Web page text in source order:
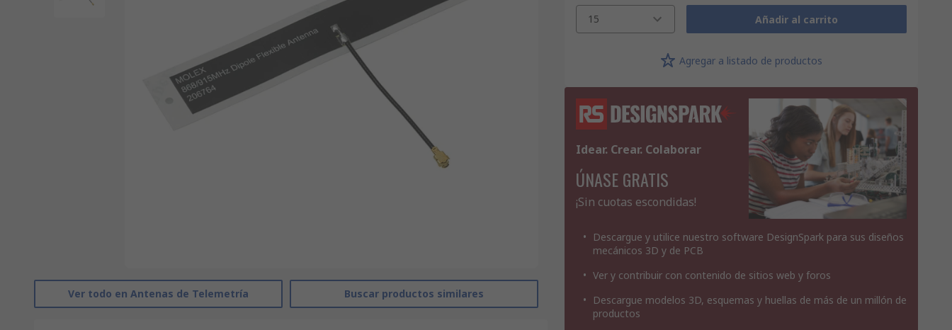
Ver todo en Antenas de Telemetría Buscar productos similares
15 Añadir al carrito
Agregar a listado de productos
Idear. Crear. Colaborar
ÚNASE GRATIS
¡Sin cuotas escondidas!
Descargue y utilice nuestro software DesignSpark para sus diseños
mecánicos 3D y de PCB
Ver y contribuir con contenido de sitios web y foros
Descargue modelos 3D, esquemas y huellas de más de un millón de
productos